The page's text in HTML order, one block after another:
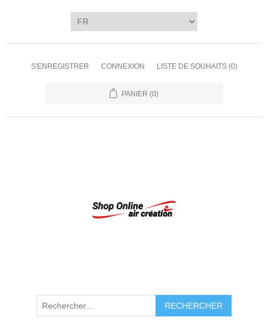
S'ENREGISTRER CONNEXION LISTE DE SOUHAITS (0)
PANIER (0)
RECHERCHER